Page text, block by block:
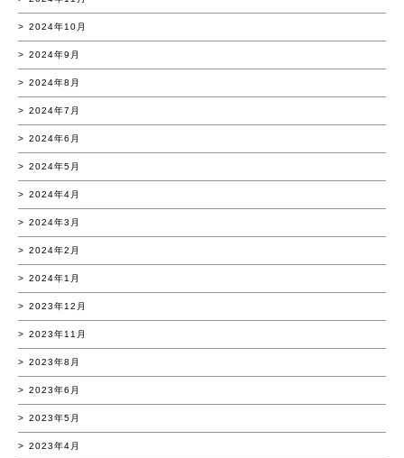
2024年10月
2024年9月
2024年8月
2024年7月
2024年6月
2024年5月
2024年4月
2024年3月
2024年2月
2024年1月
2023年12月
2023年11月
2023年8月
2023年6月
2023年5月
2023年4月